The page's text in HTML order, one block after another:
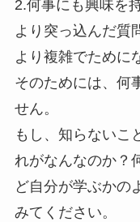
2.何事にも興味を
より突っ込んだ質
より複雑でために
そのためには、何
せん。
もし、知らないこ
れがなんなのか？
ど自分が学ぶかの
みてください。